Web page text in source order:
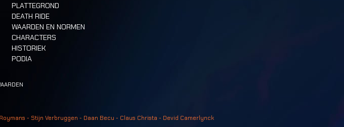
PLATTEGROND
DEATH RIDE
WAARDEN EN NORMEN
CHARACTERS
HISTORIEK
PODIA
- Stijn Verbruggen - Daan Becu - Claus Christa - Devid Camerlynck